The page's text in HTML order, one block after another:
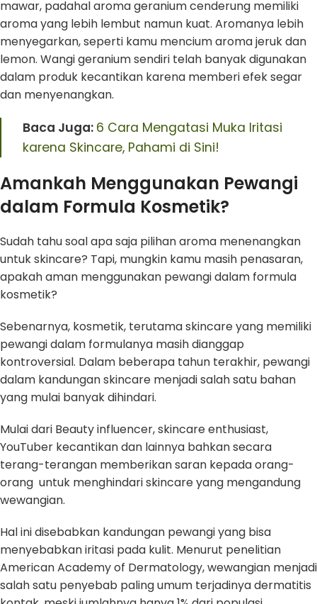
mawar, padahal aroma geranium cenderung memiliki
aroma yang lebih lembut namun kuat. Aromanya lebih
menyegarkan, seperti kamu mencium aroma jeruk dan
lemon. Wangi geranium sendiri telah banyak digunakan
dalam produk kecantikan karena memberi efek segar
dan menyenangkan.
Baca Juga: 6 Cara Mengatasi Muka Iritasi
karena Skincare, Pahami di Sini!
Amankah Menggunakan Pewangi
dalam Formula Kosmetik?
Sudah tahu soal apa saja pilihan aroma menenangkan
untuk skincare? Tapi, mungkin kamu masih penasaran,
apakah aman menggunakan pewangi dalam formula
kosmetik?
Sebenarnya, kosmetik, terutama skincare yang memiliki
pewangi dalam formulanya masih dianggap
kontroversial. Dalam beberapa tahun terakhir, pewangi
dalam kandungan skincare menjadi salah satu bahan
yang mulai banyak dihindari.
Mulai dari Beauty influencer, skincare enthusiast,
YouTuber kecantikan dan lainnya bahkan secara
terang-terangan memberikan saran kepada orang-
orang untuk menghindari skincare yang mengandung
wewangian.
Hal ini disebabkan kandungan pewangi yang bisa
menyebabkan iritasi pada kulit. Menurut penelitian
American Academy of Dermatology, wewangian menjadi
salah satu penyebab paling umum terjadinya dermatitis